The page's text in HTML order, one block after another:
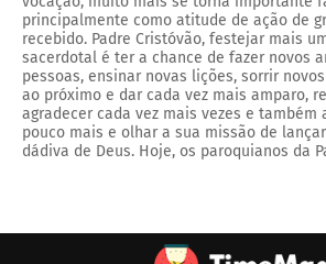
principalmente como atitude de ação de
recebido. Padre Cristóvão, festejar mais
sacerdotal é ter a chance de fazer novos
pessoas, ensinar novas lições, sorrir
ao próximo e dar cada vez mais amparo,
agradecer cada vez mais vezes e também
pouco mais e olhar a sua missão de
dádiva de Deus. Hoje, os paroquianos da